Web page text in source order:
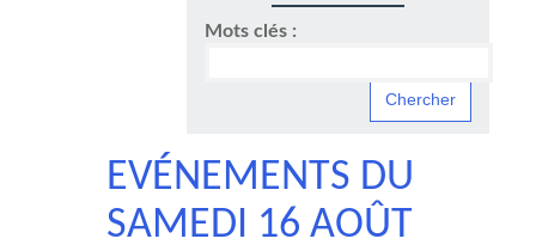
Mots clés :
EVÉNEMENTS DU
SAMEDI 16 AOÛT